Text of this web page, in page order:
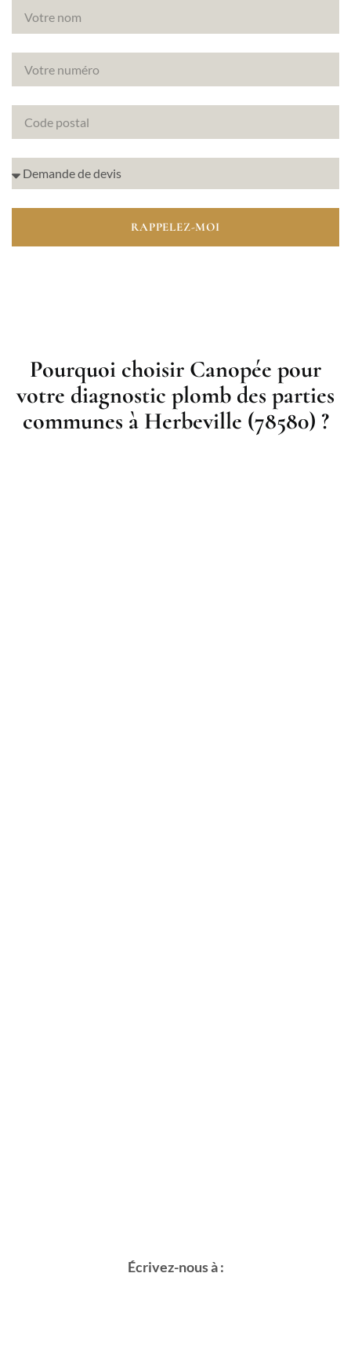
RAPPELEZ-MOI
Pourquoi choisir Canopée pour
votre diagnostic plomb des parties
communes à Herbeville (78580) ?
Écrivez-nous à :